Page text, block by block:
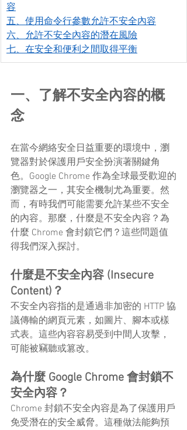
容
五、使用命令行參數允許不安全內容
六、允許不安全內容的潛在風險
七、在安全和便利之間取得平衡
一、了解不安全內容的概
念
在當今網絡安全日益重要的環境中，瀏
覽器對於保護用戶安全扮演著關鍵角
色。Google Chrome 作為全球最受歡迎的
瀏覽器之一，其安全機制尤為重要。然
而，有時我們可能需要允許某些不安全
的內容。那麼，什麼是不安全內容？為
什麼 Chrome 會封鎖它們？這些問題值
得我們深入探討。
什麼是不安全內容 (Insecure
Content)？
不安全內容指的是通過非加密的 HTTP 協
議傳輸的網頁元素，如圖片、腳本或樣
式表。這些內容容易受到中間人攻擊，
可能被竊聽或篡改。
為什麼 Google Chrome 會封鎖不
安全內容？
Chrome 封鎖不安全內容是為了保護用戶
免受潛在的安全威脅。這種做法能夠預